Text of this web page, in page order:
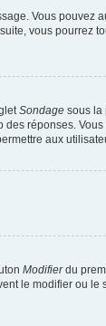
Vous pouvez
vous pourrez
Sondage sous la
réponses.
aux
Modifierdu
le modifier ou